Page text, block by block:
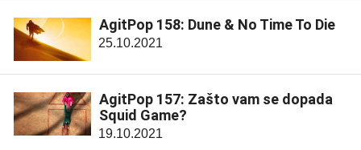
AgitPop 158: Dune & No Time To Die
25.10.2021
AgitPop 157: Zašto vam se dopada
Squid Game?
19.10.2021